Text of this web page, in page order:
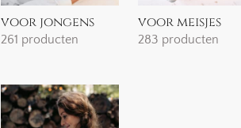
voor jongens
261 producten
voor meisjes
283 producten